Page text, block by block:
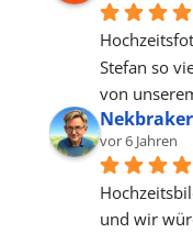
Stefan so
von
Nekbraker
vor 6 Jahren
und wir